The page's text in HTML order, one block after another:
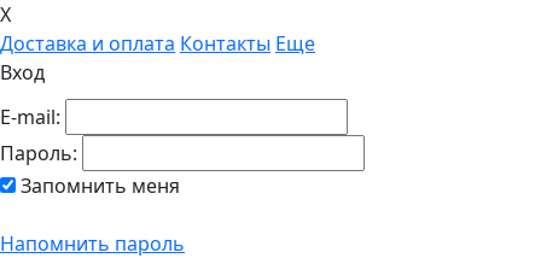
X
Доставка и оплата Контакты Еще
Вход
E-mail:
Пароль:
Запомнить меня
Напомнить пароль